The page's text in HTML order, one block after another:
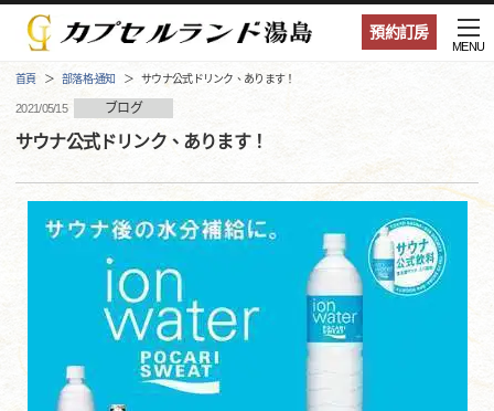
預約訂房
MENU
首頁 部落格·通知 サウナ公式ドリンク、あります！
2021/05/15 ブログ
サウナ公式ドリンク、あります！